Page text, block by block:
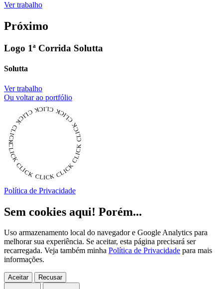
Ver trabalho
Próximo
Logo 1ª Corrida Solutta
Solutta
Ver trabalho
Ou voltar ao portfólio
CLICK CLICK CLICK CLICK CLICK CLICK CLICK CLICK CLICK CLICK CLICK
Política de Privacidade
Sem cookies aqui! Porém...
Uso armazenamento local do navegador e Google Analytics para
melhorar sua experiência. Se aceitar, esta página precisará ser
recarregada. Veja também minha Política de Privacidade para mais
informações.
Aceitar Recusar